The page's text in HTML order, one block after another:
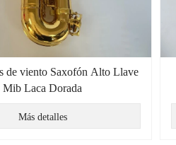
de viento Saxofón Alto Llave
Mib Laca Dorada
Más detalles